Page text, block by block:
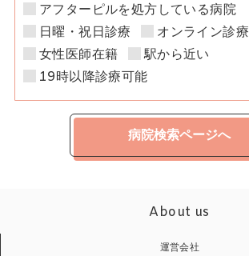
アフターピルを処方している病院
日曜・祝日診療
オンライン診療
女性医師在籍
駅から近い
19時以降診療可能
病院検索ページへ
About us
運営会社